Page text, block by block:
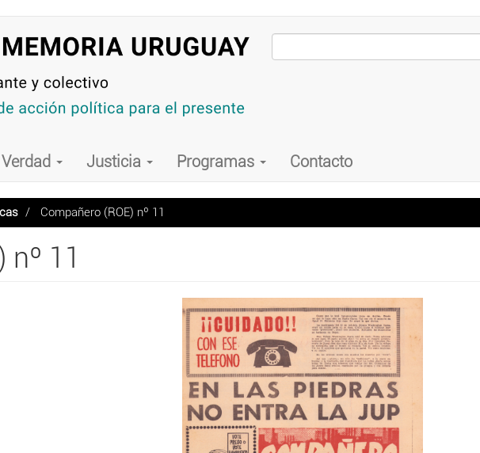
Verdad Justicia Programas Contacto
Compañero (ROE) nº 11
nº 11